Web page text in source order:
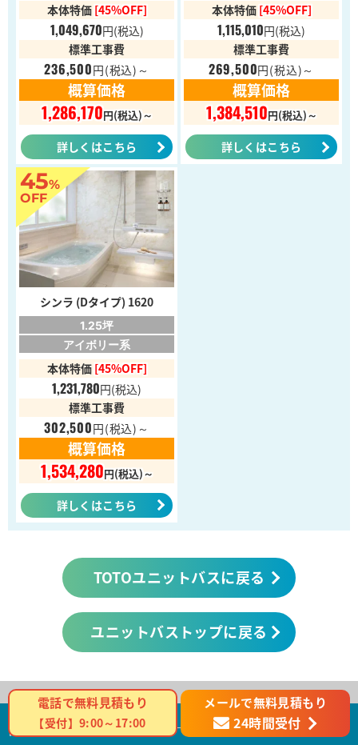
本体特価 [45%OFF]
1,049,670円(税込)
標準工事費
236,500円(税込)～
概算価格
1,286,170円(税込)～
詳しくはこちら
本体特価 [45%OFF]
1,115,010円(税込)
標準工事費
269,500円(税込)～
概算価格
1,384,510円(税込)～
詳しくはこちら
45%
OFF
シンラ (Dタイプ) 1620
1.25坪
アイボリー系
本体特価 [45%OFF]
1,231,780円(税込)
標準工事費
302,500円(税込)～
概算価格
1,534,280円(税込)～
詳しくはこちら
TOTOユニットバスに戻る
ユニットバストップに戻る
商品カテゴリ
電話で無料見積もり
【受付】9:00～17:00
メールで無料見積もり
24時間受付